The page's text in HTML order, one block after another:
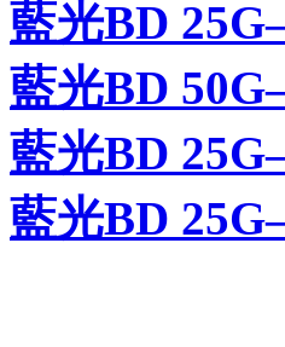
藍光BD
藍光BD
藍光BD
藍光BD